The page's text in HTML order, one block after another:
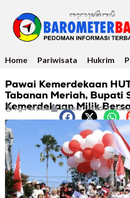
Home Pariwisata Hukrim
Pawai Kemerdekaan
Tabanan Meriah, Bupati
Kemerdekaan Milik
Ngurah Dibia Agustus 7, 2025 9:23